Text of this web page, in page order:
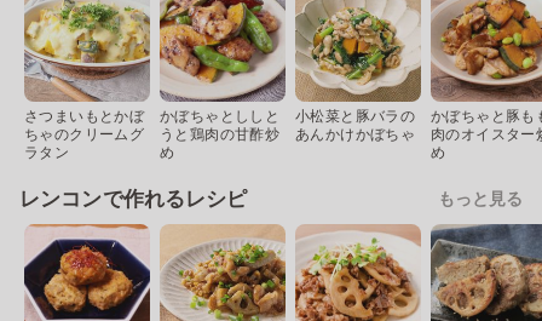
さつまいもとかぼ
ちゃのクリームグ
ラタン
かぼちゃとししと
うと鶏肉の甘酢炒
め
小松菜と豚バラの
あんかけかぼちゃ
かぼちゃと豚も
肉のオイスター
め
レンコンで作れるレシピ もっと見る